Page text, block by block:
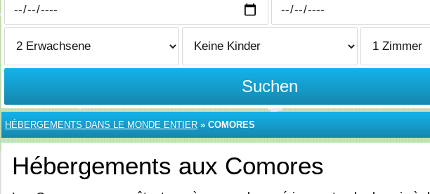
Suchen
HÉBERGEMENTS DANS LE MONDE ENTIER » COMORES
Hébergements aux Comores